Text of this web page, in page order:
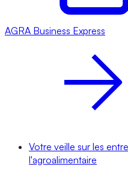
AGRA Business Express
Votre veille sur les
l'agroalimentaire